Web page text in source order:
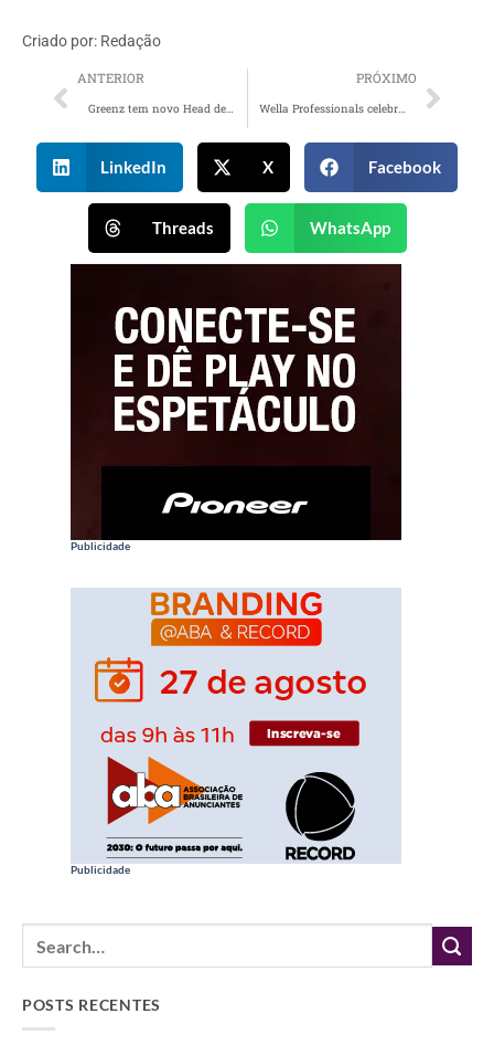
Criado por: Redação
ANTERIOR PRÓXIMO
Wella Professionals celebra o Mês do Orgulho LGBTQIAPN+ com edição especial do #WellaCast
LinkedIn X Facebook
Threads WhatsApp
Publicidade
Publicidade
POSTS RECENTES